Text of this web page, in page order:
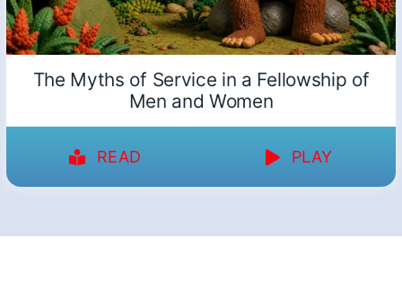
The Myths of Service in a Fellowship of
Men and Women
READ PLAY